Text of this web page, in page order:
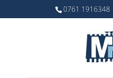
0761 1916348